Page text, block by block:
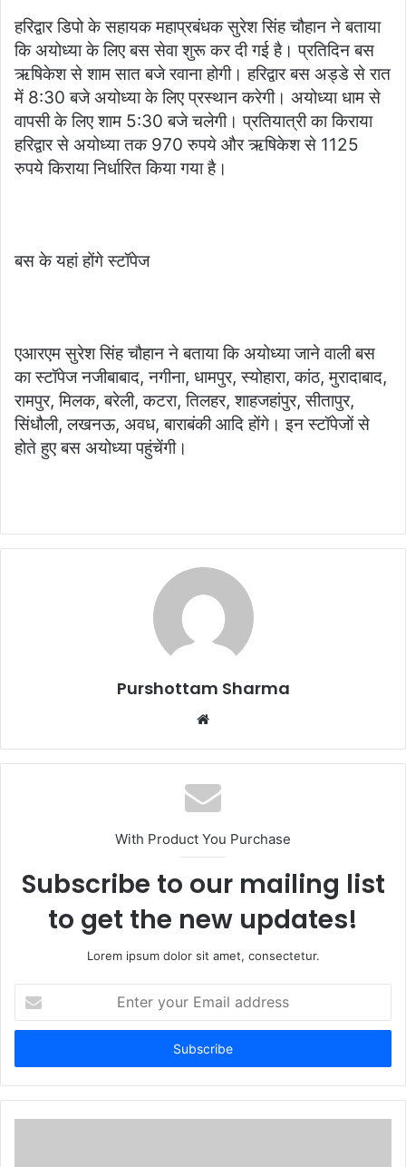
हरिद्वार डिपो के सहायक महाप्रबंधक सुरेश सिंह चौहान ने बताया
कि अयोध्या के लिए बस सेवा शुरू कर दी गई है। प्रतिदिन बस
ऋषिकेश से शाम सात बजे रवाना होगी। हरिद्वार बस अड्डे से रात
में 8:30 बजे अयोध्या के लिए प्रस्थान करेगी। अयोध्या धाम से
वापसी के लिए शाम 5:30 बजे चलेगी। प्रतियात्री का किराया
हरिद्वार से अयोध्या तक 970 रुपये और ऋषिकेश से 1125
रुपये किराया निर्धारित किया गया है।
बस के यहां होंगे स्टॉपेज
एआरएम सुरेश सिंह चौहान ने बताया कि अयोध्या जाने वाली बस
का स्टॉपेज नजीबाबाद, नगीना, धामपुर, स्योहारा, कांठ, मुरादाबाद,
रामपुर, मिलक, बरेली, कटरा, तिलहर, शाहजहांपुर, सीतापुर,
सिंधौली, लखनऊ, अवध, बाराबंकी आदि होंगे। इन स्टॉपेजों से
होते हुए बस अयोध्या पहुंचेंगी।
Purshottam Sharma
b
s
i
e
With Product You Purchase
Subscribe to our mailing list
to get the new updates!
Lorem ipsum dolor sit amet, consectetur.
t
r
y